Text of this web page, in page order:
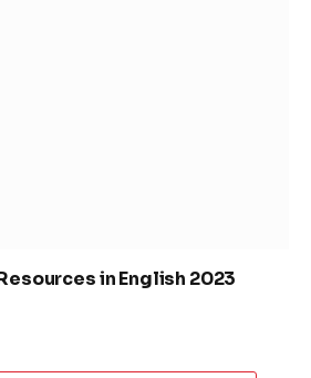
in English 2023